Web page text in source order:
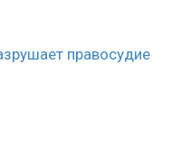
правосудие